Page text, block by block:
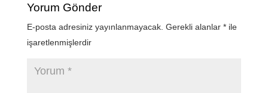
Yorum Gönder
E-posta adresiniz yayınlanmayacak. Gerekli alanlar *ile
işaretlenmişlerdir